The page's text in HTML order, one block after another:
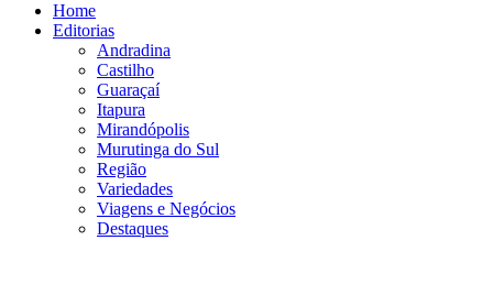
Home
Editorias
Andradina
Castilho
Guaraçaí
Itapura
Mirandópolis
Murutinga do Sul
Região
Variedades
Viagens e Negócios
Destaques